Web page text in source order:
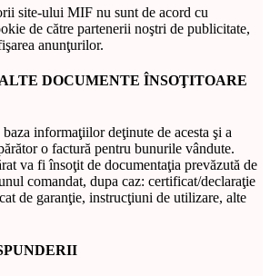
site-ului MIF nu sunt de acord cu
de către partenerii noştri de publicitate,
anunţurilor.
DOCUMENTE ÎNSOŢITOARE
informaţiilor deţinute de acesta şi a
o factură pentru bunurile vândute.
va fi însoţit de documentaţia prevăzută de
comandat, dupa caz: certificat/declaraţie
de garanţie, instrucţiuni de utilizare, alte